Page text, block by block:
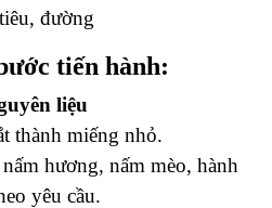
đường
tiến hành:
liệu
thành miếng nhỏ.
hương, nấm mèo, hành
yêu cầu.